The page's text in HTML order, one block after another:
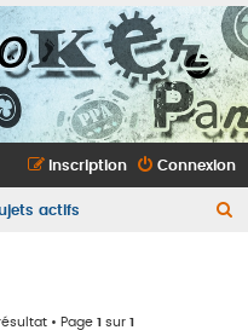
Connexion
Inscription
actifs
• Page 1sur 1